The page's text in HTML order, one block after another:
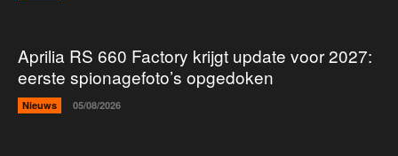
Aprilia RS 660 Factory krijgt update voor 2027:
eerste spionagefoto’s opgedoken
Nieuws 05/08/2026